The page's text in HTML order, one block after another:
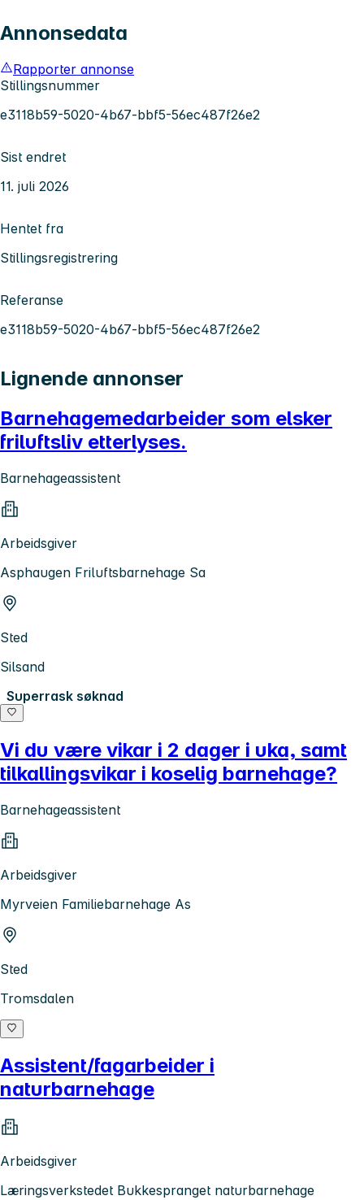
Annonsedata
Rapporter annonse
Stillingsnummer
e3118b59-5020-4b67-bbf5-56ec487f26e2
Sist endret
11. juli 2026
Hentet fra
Stillingsregistrering
Referanse
e3118b59-5020-4b67-bbf5-56ec487f26e2
Lignende annonser
Barnehagemedarbeider som elsker
friluftsliv etterlyses.
Barnehageassistent
Arbeidsgiver
Asphaugen Friluftsbarnehage Sa
Sted
Silsand
Superrask søknad
Vi du være vikar i 2 dager i uka, samt
tilkallingsvikar i koselig barnehage?
Barnehageassistent
Arbeidsgiver
Myrveien Familiebarnehage As
Sted
Tromsdalen
Assistent/fagarbeider i
naturbarnehage
Arbeidsgiver
Læringsverkstedet Bukkespranget naturbarnehage